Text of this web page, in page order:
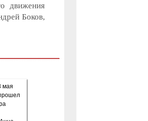
движения
Боков,